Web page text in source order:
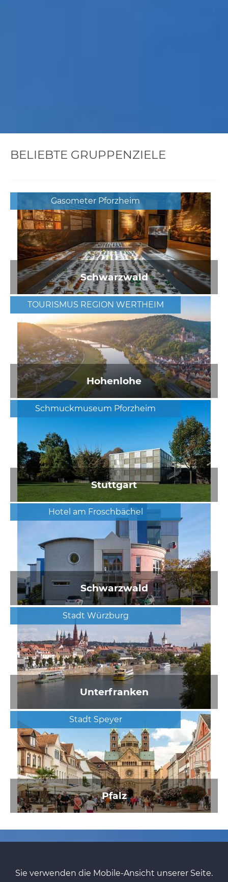
BELIEBTE GRUPPENZIELE
Gasometer Pforzheim
Schwarzwald
TOURISMUS REGION WERTHEIM
Hohenlohe
Schmuckmuseum Pforzheim
Stuttgart
Hotel am Froschbächel
Schwarzwald
Stadt Würzburg
Unterfranken
Stadt Speyer
Pfalz
Sie verwenden die Mobile-Ansicht unserer Seite.